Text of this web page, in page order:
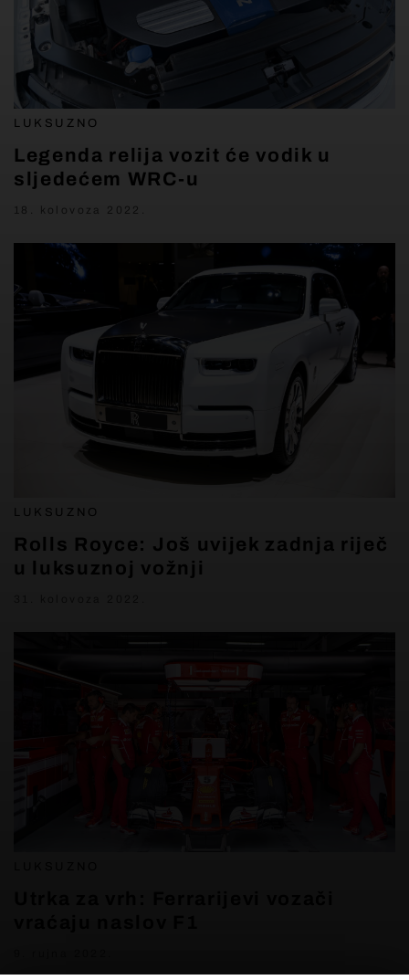
LUKSUZNO
Legenda relija vozit će vodik u
sljedećem WRC-u
18. kolovoza 2022.
LUKSUZNO
Rolls Royce: Još uvijek zadnja riječ
u luksuznoj vožnji